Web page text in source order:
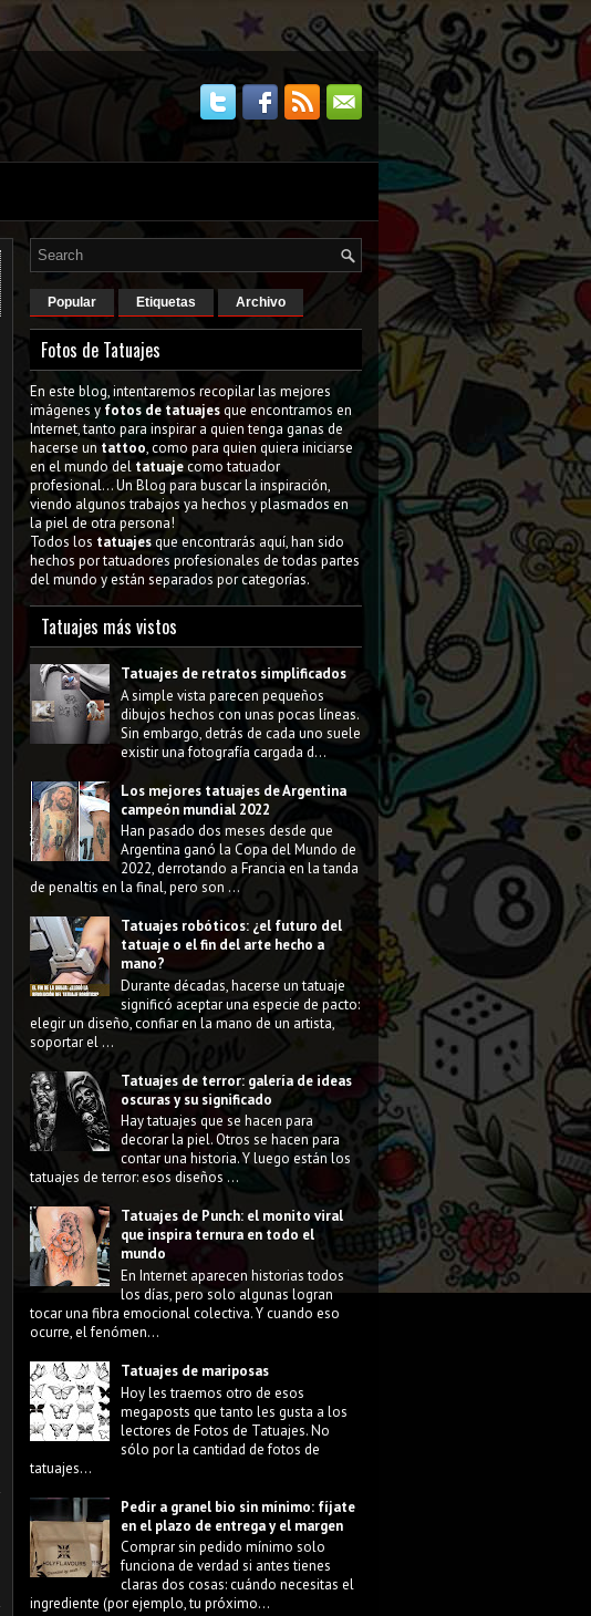
Popular Etiquetas Archivo
Fotos de Tatuajes
En este blog, intentaremos recopilar las mejores
imágenes y fotos de tatuajesque encontramos en
Internet, tanto para inspirar a quien tenga ganas de
hacerse un tattoo, como para quien quiera iniciarse
en el mundo del tatuajecomo tatuador
profesional... Un Blog para buscar la inspiración,
viendo algunos trabajos ya hechos y plasmados en
la piel de otra persona!
Todos los tatuajesque encontrarás aquí, han sido
hechos por tatuadores profesionales de todas partes
del mundo y están separados por categorías.
Tatuajes más vistos
Tatuajes de retratos simplificados
A simple vista parecen pequeños
dibujos hechos con unas pocas líneas.
Sin embargo, detrás de cada uno suele
existir una fotografía cargada d...
Los mejores tatuajes de Argentina
campeón mundial 2022
Han pasado dos meses desde que
Argentina ganó la Copa del Mundo de
2022, derrotando a Francia en la tanda
de penaltis en la final, pero son ...
Tatuajes robóticos: ¿el futuro del
tatuaje o el fin del arte hecho a
mano?
Durante décadas, hacerse un tatuaje
significó aceptar una especie de pacto:
elegir un diseño, confiar en la mano de un artista,
soportar el ...
Tatuajes de terror: galería de ideas
oscuras y su significado
Hay tatuajes que se hacen para
decorar la piel. Otros se hacen para
contar una historia. Y luego están los
tatuajes de terror: esos diseños ...
Tatuajes de Punch: el monito viral
que inspira ternura en todo el
mundo
En Internet aparecen historias todos
los días, pero solo algunas logran
tocar una fibra emocional colectiva. Y cuando eso
ocurre, el fenómen...
Tatuajes de mariposas
Hoy les traemos otro de esos
megaposts que tanto les gusta a los
lectores de Fotos de Tatuajes. No
sólo por la cantidad de fotos de
tatuajes...
Pedir a granel bio sin mínimo: fíjate
en el plazo de entrega y el margen
Comprar sin pedido mínimo solo
funciona de verdad si antes tienes
claras dos cosas: cuándo necesitas el
ingrediente (por ejemplo, tu próximo...